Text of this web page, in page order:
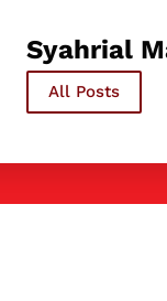
Syahrial
All Posts